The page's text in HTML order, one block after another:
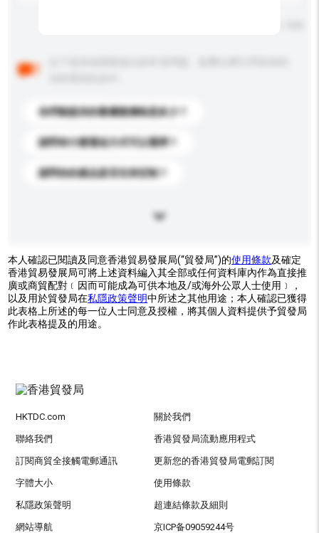
你們能提供的最優惠價格是多少？
請問有什麼運送方式可以選擇？
請問你的產品是否支持定制？
本人確認已閱讀及同意香港貿易發展局(“貿發局”)的使用條款及確定
香港貿易發展局可將上述資料編入其全部或任何資料庫內作為直接推
廣或商貿配對﹝因而可能成為可供本地及/或海外公眾人士使用﹞，
以及用於貿發局在私隱政策聲明中所述之其他用途；本人確認已獲得
此表格上所述的每一位人士同意及授權，將其個人資料提供予貿發局
作此表格提及的用途。
HKTDC.com 關於我們
聯絡我們 香港貿發局流動應用程式
訂閱商貿全接觸電郵通訊 更新您的香港貿發局電郵訂閱
字體大小 使用條款
私隱政策聲明 超連結條款及細則
網站導航 京ICP备09059244号